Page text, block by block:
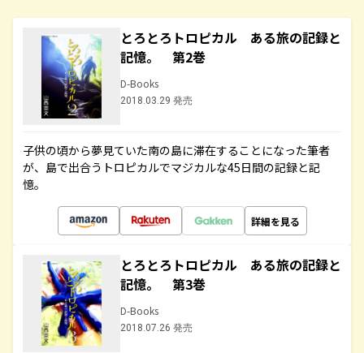
とろとろトロピカル ある旅の記録と
記憶。 第2巻
D-Books
2018.03.29 発売
子供の頃から夢見ていた南の島に滞在することになった筆者
が、島で出合うトロピカルでマジカルな45日間の記録と記
憶。
詳細を見る
とろとろトロピカル ある旅の記録と
記憶。 第3巻
D-Books
2018.07.26 発売